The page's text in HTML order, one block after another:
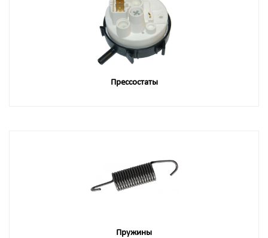
Прессостаты
Пружины